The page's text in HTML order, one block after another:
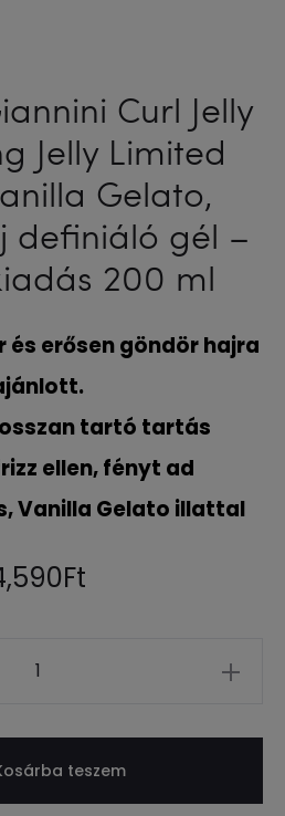
Curl Jelly
Jelly Limited
Gelato,
definiáló gél –
200 ml
és erősen göndör hajra
tartó tartás
ellen, fényt ad
Vanilla Gelato illattal
Ft
teszem